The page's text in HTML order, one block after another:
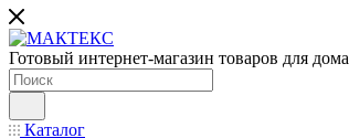
Готовый интернет-магазин товаров для дома
Каталог